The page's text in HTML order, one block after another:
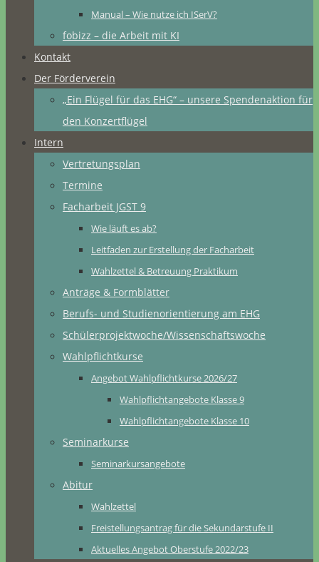
Manual – Wie nutze ich ISerV?
fobizz – die Arbeit mit KI
Kontakt
Der Förderverein
„Ein Flügel für das EHG“ – unsere Spendenaktion für
den Konzertflügel
Intern
Vertretungsplan
Termine
Facharbeit JGST 9
Wie läuft es ab?
Leitfaden zur Erstellung der Facharbeit
Wahlzettel & Betreuung Praktikum
Anträge & Formblätter
Berufs- und Studienorientierung am EHG
Schülerprojektwoche/Wissenschaftswoche
Wahlpflichtkurse
Angebot Wahlpflichtkurse 2026/27
Wahlpflichtangebote Klasse 9
Wahlpflichtangebote Klasse 10
Seminarkurse
Seminarkursangebote
Abitur
Wahlzettel
Freistellungsantrag für die Sekundarstufe II
Aktuelles Angebot Oberstufe 2022/23